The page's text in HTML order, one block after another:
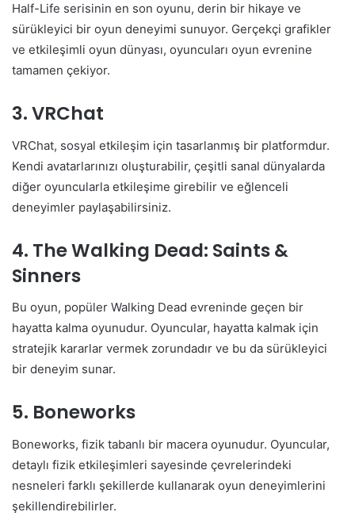
Half-Life serisinin en son oyunu, derin bir hikaye ve
sürükleyici bir oyun deneyimi sunuyor. Gerçekçi grafikler
ve etkileşimli oyun dünyası, oyuncuları oyun evrenine
tamamen çekiyor.
3. VRChat
VRChat, sosyal etkileşim için tasarlanmış bir platformdur.
Kendi avatarlarınızı oluşturabilir, çeşitli sanal dünyalarda
diğer oyuncularla etkileşime girebilir ve eğlenceli
deneyimler paylaşabilirsiniz.
4. The Walking Dead: Saints &
Sinners
Bu oyun, popüler Walking Dead evreninde geçen bir
hayatta kalma oyunudur. Oyuncular, hayatta kalmak için
stratejik kararlar vermek zorundadır ve bu da sürükleyici
bir deneyim sunar.
5. Boneworks
Boneworks, fizik tabanlı bir macera oyunudur. Oyuncular,
detaylı fizik etkileşimleri sayesinde çevrelerindeki
nesneleri farklı şekillerde kullanarak oyun deneyimlerini
şekillendirebilirler.